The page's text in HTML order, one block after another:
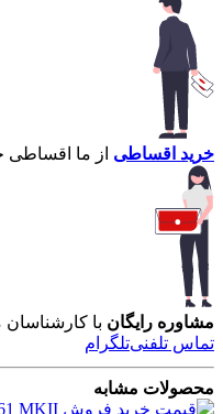
خرید اقساطی از ما اقساطی
مشاوره رایگان با
تماس تلفنیتلگرام
محصولات مشابه